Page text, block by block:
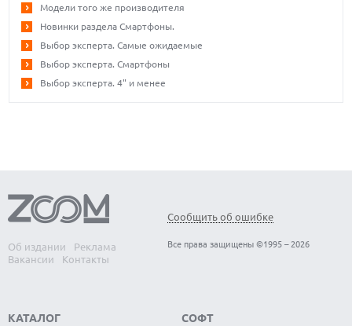
Модели того же производителя
Новинки раздела Смартфоны.
Выбор эксперта. Самые ожидаемые
Выбор эксперта. Смартфоны
Выбор эксперта. 4" и менее
Об издании
Реклама
Вакансии
Контакты
Сообщить об ошибке
Все права защищены ©1995 – 2026
КАТАЛОГ
СОФТ